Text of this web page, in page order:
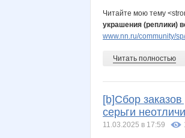
Читайте мою тему
украшения (реплики)
www.nn.ru/community/
Читать полностью
[b]Сбор
серьги
11.03.2025 в 17:59